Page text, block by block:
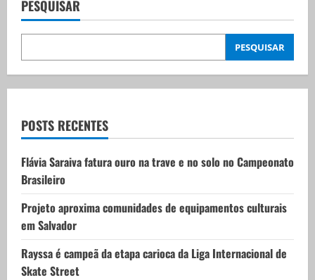
v
i
g
a
t
i
o
n
PESQUISAR
PESQUISAR
POSTS RECENTES
Flávia Saraiva fatura ouro na trave e no solo no Campeonato
Brasileiro
Projeto aproxima comunidades de equipamentos culturais
em Salvador
Rayssa é campeã da etapa carioca da Liga Internacional de
Skate Street